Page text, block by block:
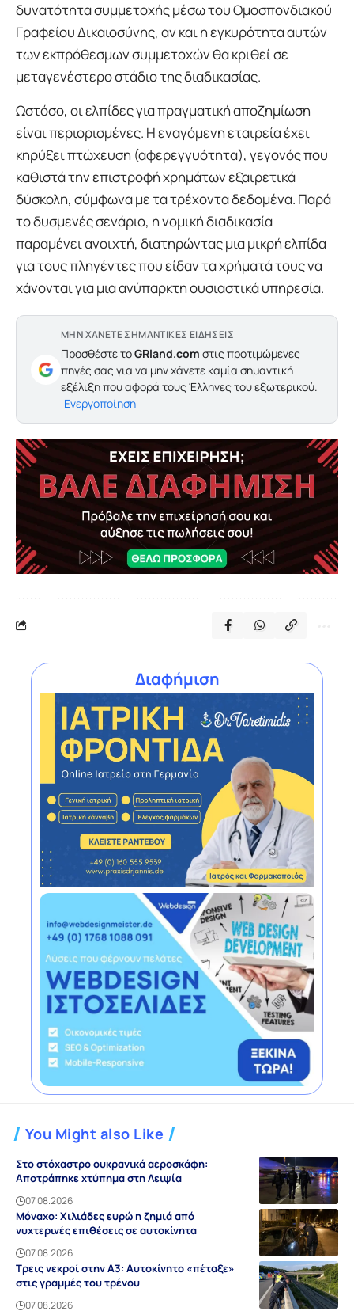
δυνατότητα συμμετοχής μέσω του Ομοσπονδιακού
Γραφείου Δικαιοσύνης, αν και η εγκυρότητα αυτών
των εκπρόθεσμων συμμετοχών θα κριθεί σε
μεταγενέστερο στάδιο της διαδικασίας.
Ωστόσο, οι ελπίδες για πραγματική αποζημίωση
είναι περιορισμένες. Η εναγόμενη εταιρεία έχει
κηρύξει πτώχευση (αφερεγγυότητα), γεγονός που
καθιστά την επιστροφή χρημάτων εξαιρετικά
δύσκολη, σύμφωνα με τα τρέχοντα δεδομένα. Παρά
το δυσμενές σενάριο, η νομική διαδικασία
παραμένει ανοιχτή, διατηρώντας μια μικρή ελπίδα
για τους πληγέντες που είδαν τα χρήματά τους να
χάνονται για μια ανύπαρκτη ουσιαστικά υπηρεσία.
ΜΗΝ ΧΑΝΕΤΕ ΣΗΜΑΝΤΙΚΕΣ ΕΙΔΗΣΕΙΣ
Προσθέστε τοGRland.com στις προτιμώμενες
πηγές σας για να μην χάνετε καμία σημαντική
εξέλιξη που αφορά τους Έλληνες του εξωτερικού.
Ενεργοποίηση
Διαφήμιση
You Might also Like
Στο στόχαστρο ουκρανικά αεροσκάφη:
Αποτράπηκε χτύπημα στη Λειψία
07.08.2026
Μόναχο: Χιλιάδες ευρώ η ζημιά από
νυχτερινές επιθέσεις σε αυτοκίνητα
07.08.2026
Τρεις νεκροί στην A3: Αυτοκίνητο «πέταξε»
στις γραμμές του τρένου
07.08.2026